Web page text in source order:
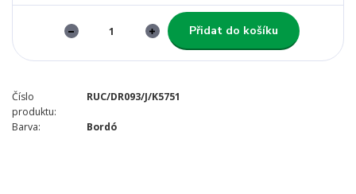
Přidat do košíku
Číslo
produktu:
RUC/DR093/J/K5751
Barva: Bordó